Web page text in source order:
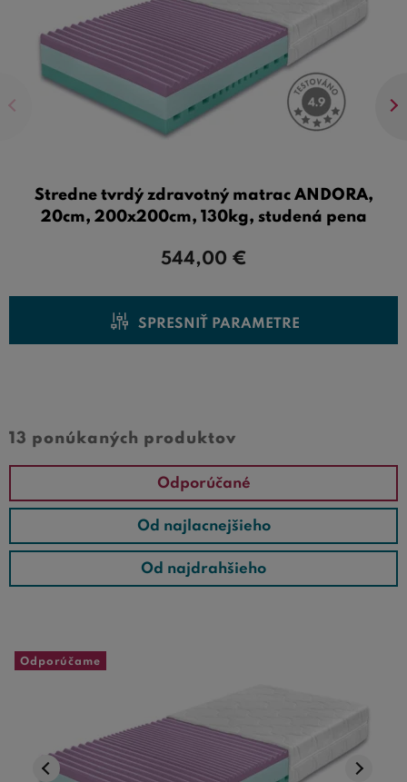
Stredne tvrdý zdravotný matrac ANDORA,
20cm, 200x200cm, 130kg, studená pena
544,00 €
SPRESNIŤ PARAMETRE
13 ponúkaných produktov
Odporúčané
Od najlacnejšieho
Od najdrahšieho
Odporúčame